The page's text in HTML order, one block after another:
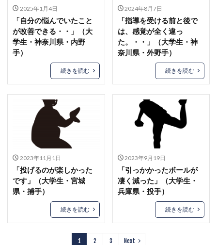
2025年1月4日
「自分の悩んでいたこと
が改善できる・・」（大
学生・神奈川県・内野
手）
続きを読む
2024年8月7日
「指導を受ける前と後で
は、感覚が全く違っ
た。・・」（大学生・神
奈川県・外野手）
続きを読む
2023年11月1日
「投げるのが楽しかった
です」（大学生・宮城
県・捕手）
続きを読む
2023年9月19日
「引っかかったボールが
凄く減った」（大学生・
兵庫県・投手）
続きを読む
1 2 3 Next